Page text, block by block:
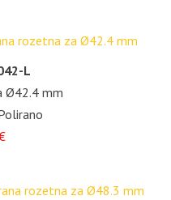
L
Ø42.4 mm